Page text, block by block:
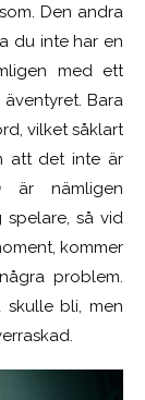
Den andra
du inte har en
med ett
Bara
vilket såklart
att det inte är
är nämligen
så vid
kommer
problem.
bli, men